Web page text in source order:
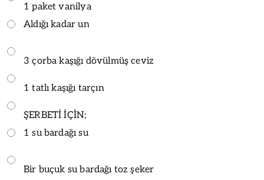
1 paket vanilya
Aldığı kadar un
3 çorba kaşığı dövülmüş ceviz
1 tatlı kaşığı tarçın
ŞERBETİ İÇİN;
1 su bardağı su
Bir buçuk su bardağı toz şeker